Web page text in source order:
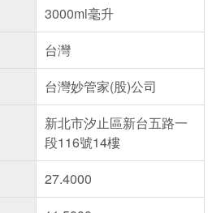
3000ml毫升
台灣
台灣妙管家(股)公司
新北市汐止區新台五路一
段116號14樓
27.4000